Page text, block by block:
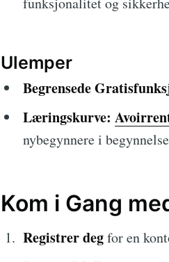
Ulemper
Begrensede
Læringskurve:
nybegynnere i
Kom i Gang
Registrer degfor en